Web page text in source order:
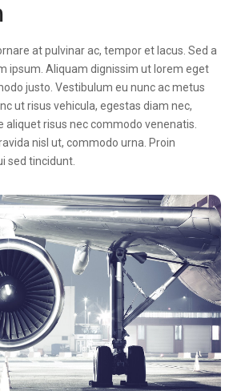
at pulvinar ac, tempor et lacus. Sed a
ipsum. Aliquam dignissim ut lorem eget
justo. Vestibulum eu nunc ac metus
ut risus vehicula, egestas diam nec,
aliquet risus nec commodo venenatis.
nisl ut, commodo urna. Proin
sed tincidunt.